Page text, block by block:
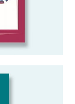
WEITERLESEN …